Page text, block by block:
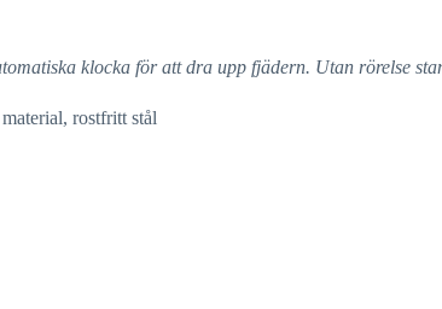
klocka för att dra upp fjädern. Utan rörelse
material, rostfritt stål